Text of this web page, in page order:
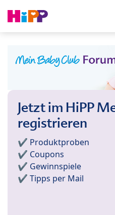
Jetzt im HiPP
registrieren
✔️ Produktproben
✔️ Coupons
✔️ Gewinnspiele
✔️ Tipps per Mail